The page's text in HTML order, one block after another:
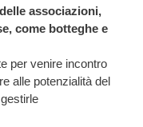
associazioni,
come botteghe e
per venire incontro
alle potenzialità del